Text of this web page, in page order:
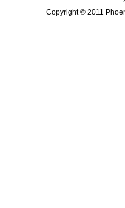
Copyright © 2011